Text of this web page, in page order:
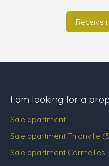
Receive
I am looking for a
Sale apartment
Sale apartment Thionville
Sale apartment